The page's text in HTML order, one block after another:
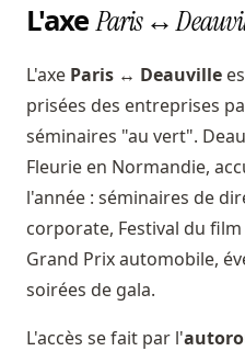
L'axeParis ↔
L'axe Paris ↔ Deauville
prisées des entreprises
séminaires "au vert".
Fleurie en Normandie,
l'année : séminaires de
corporate, Festival du
Grand Prix automobile,
soirées de gala.
L'accès se fait par l'